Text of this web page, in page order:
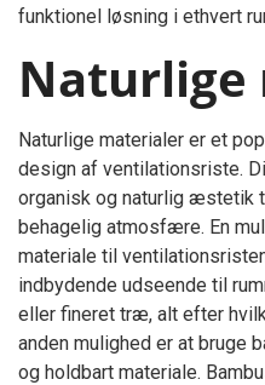
funktionel løsning i ethvert
Naturlige materialer er et
design af ventilationsriste.
organisk og naturlig æstetik
behagelig atmosfære. En
materiale til
indbydende udseende til
eller fineret træ, alt efter
anden mulighed er at bruge
og holdbart materiale.